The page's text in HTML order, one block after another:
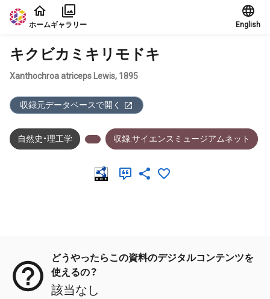
本文に飛ぶ
ホームギャラリー English
キクビカミキリモドキ
Xanthochroa atriceps Lewis, 1895
収録元データベースで開く
自然史・理工学 収録:サイエンスミュージアムネット
どうやったらこの資料のデジタルコンテンツを
使えるの？
該当なし